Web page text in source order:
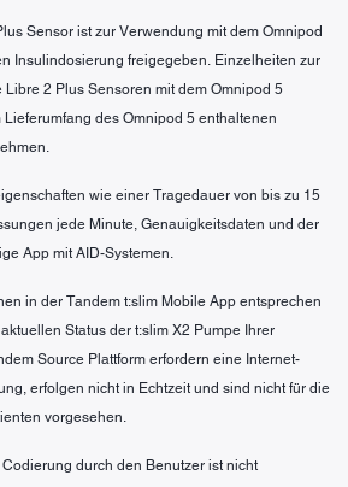
Sensor ist zur Verwendung mit dem Omnipod
Insulindosierung freigegeben. Einzelheiten zur
2 Plus Sensoren mit dem Omnipod 5
des Omnipod 5 enthaltenen
wie einer Tragedauer von bis zu 15
jede Minute, Genauigkeitsdaten und der
App mit AID-Systemen.
in der Tandem t:slim Mobile App entsprechen
Status der t:slim X2 Pumpe Ihrer
Source Plattform erfordern eine Internet-
erfolgen nicht in Echtzeit und sind nicht für die
vorgesehen.
durch den Benutzer ist nicht